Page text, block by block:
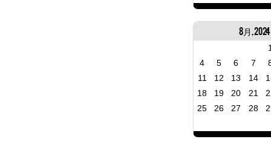
8月, 2024
4
5 6 7
11
12 13 14
18
19 20 21
25
26 27 28